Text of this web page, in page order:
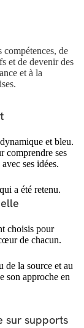
de
et de devenir des
et à la
et bleu.
comprendre ses
ses idées.
a été retenu.
choisis pour
de chacun.
de la source et au
son approche en
sur supports